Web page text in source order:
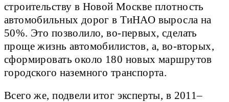
строительству в Новой Москве плотность
автомобильных дорог в ТиНАО выросла на
50%. Это позволило, во-первых, сделать
проще жизнь автомобилистов, а, во-вторых,
сформировать около 180 новых маршрутов
городского наземного транспорта.
Всего же, подвели итог эксперты, в 2011–